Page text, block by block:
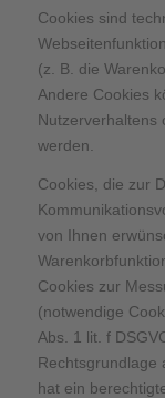
Cookies sind
(z. B. die
Andere Cookies
Nutzerverhaltens
werden.
Cookies, die zur
von Ihnen
Cookies zur
(notwendige
Abs. 1 lit. f
Rechtsgrundlage
hat ein